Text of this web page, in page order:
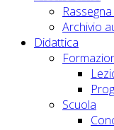
Archivio
Didattica
Scuola